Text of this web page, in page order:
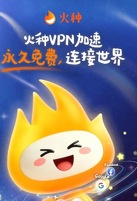
支持
支持[0] 反对[0]
支持[0] 反对[0]
旋风加速器
软件中心 银河加速器